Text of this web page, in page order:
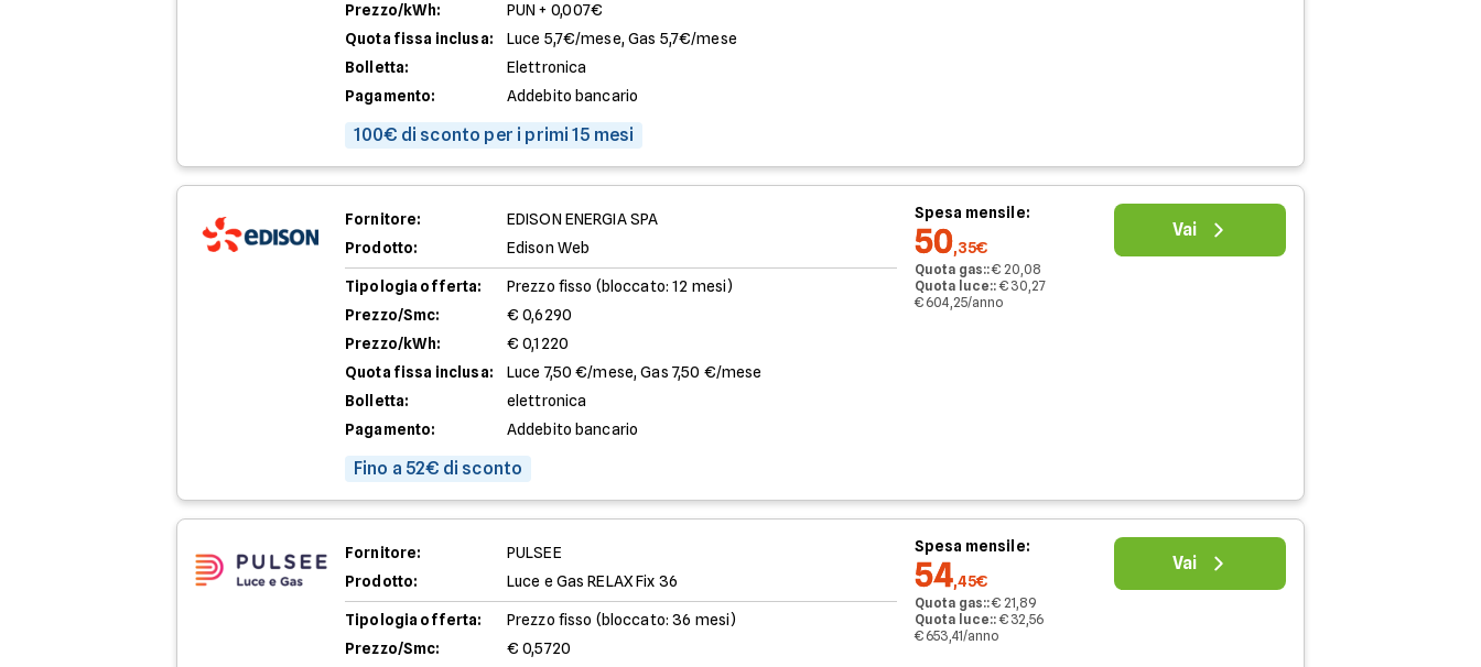
Prezzo/kWh:
PUN + 0,007€
Quota fissa inclusa:
Luce 5,7€/mese, Gas 5,7€/mese
Bolletta:
Elettronica
Pagamento:
Addebito bancario
100€ di sconto per i primi 15 mesi
Fornitore:
EDISON ENERGIA SPA
Prodotto:
Edison Web
Tipologia offerta:
Prezzo fisso (bloccato: 12 mesi)
Prezzo/Smc:
€ 0,6290
Prezzo/kWh:
€ 0,1220
Quota fissa inclusa:
Luce 7,50 €/mese, Gas 7,50 €/mese
Bolletta:
elettronica
Pagamento:
Addebito bancario
Fino a 52€ di sconto
Spesa mensile:
50,35€
Quota gas::€ 20,08
Quota luce::€ 30,27
€ 604,25/anno
Vai
Fornitore:
PULSEE
Prodotto:
Luce e Gas RELAX Fix 36
Tipologia offerta:
Prezzo fisso (bloccato: 36 mesi)
Prezzo/Smc:
€ 0,5720
Spesa mensile:
54,45€
Quota gas::€ 21,89
Quota luce::€ 32,56
€ 653,41/anno
Vai